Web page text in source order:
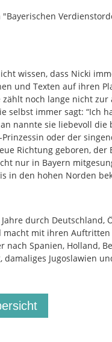
wissen, dass Nicki
und Texten auf ihren
zählt noch lange nicht zur
selbst immer sagt: “Ich
nannte sie liebevoll die
Prinzessin oder der
Richtung geboren, der
nur in Bayern
in den hohen Norden
durch Deutschland,
macht mit ihren
nach Spanien, Holland,
damaliges Jugoslawien